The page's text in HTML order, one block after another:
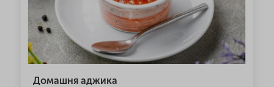
Домашня аджика